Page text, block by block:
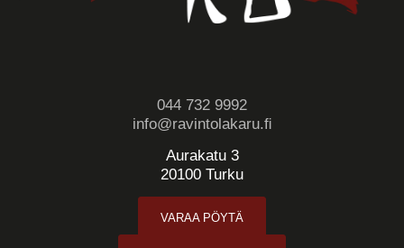
044 732 9992
info@ravintolakaru.ﬁ
Aurakatu 3
20100 Turku
VARAA PÖYTÄ